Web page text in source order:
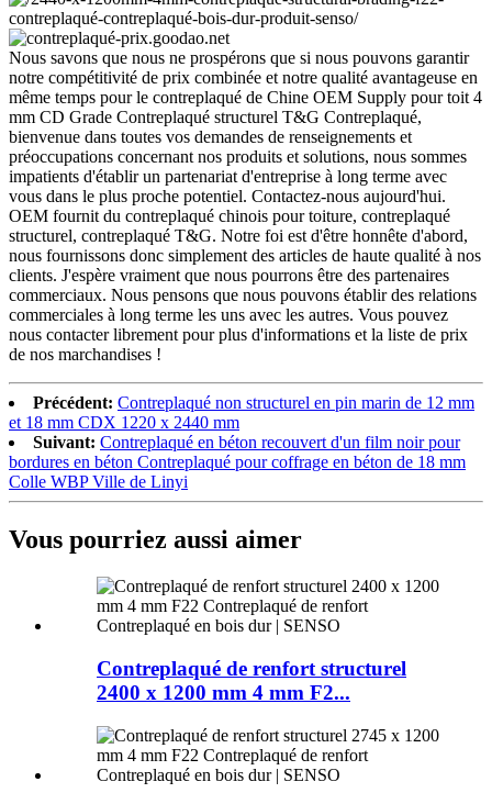
Nous savons que nous ne prospérons que si nous pouvons garantir
notre compétitivité de prix combinée et notre qualité avantageuse en
même temps pour le contreplaqué de Chine OEM Supply pour toit 4
mm CD Grade Contreplaqué structurel T&G Contreplaqué,
bienvenue dans toutes vos demandes de renseignements et
préoccupations concernant nos produits et solutions, nous sommes
impatients d'établir un partenariat d'entreprise à long terme avec
vous dans le plus proche potentiel. Contactez-nous aujourd'hui.
OEM fournit du contreplaqué chinois pour toiture, contreplaqué
structurel, contreplaqué T&G. Notre foi est d'être honnête d'abord,
nous fournissons donc simplement des articles de haute qualité à nos
clients. J'espère vraiment que nous pourrons être des partenaires
commerciaux. Nous pensons que nous pouvons établir des relations
commerciales à long terme les uns avec les autres. Vous pouvez
nous contacter librement pour plus d'informations et la liste de prix
de nos marchandises !
Précédent: Contreplaqué non structurel en pin marin de 12 mm
et 18 mm CDX 1220 x 2440 mm
Suivant: Contreplaqué en béton recouvert d'un film noir pour
bordures en béton Contreplaqué pour coffrage en béton de 18 mm
Colle WBP Ville de Linyi
Vous pourriez aussi aimer
Contreplaqué de renfort structurel
2400 x 1200 mm 4 mm F2...